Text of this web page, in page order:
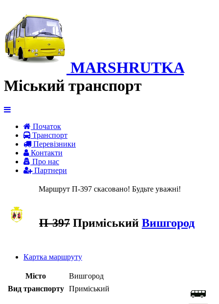
MARSHRUTKA
Міський транспорт
Початок
Транспорт
Перевiзники
Контакти
Про нас
Партнери
Маршрут П-397 скасовано! Будьте уважні!
П-397 Приміський Вишгород
Картка маршруту
Місто
Вишгород
Вид транспорту
Приміський